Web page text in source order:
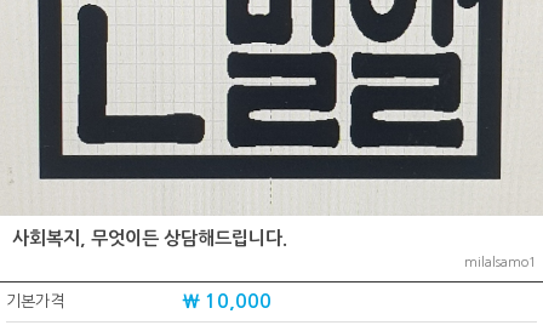
사회복지, 무엇이든 상담해드립니다.
milalsamo1
기본가격 ₩ 10,000